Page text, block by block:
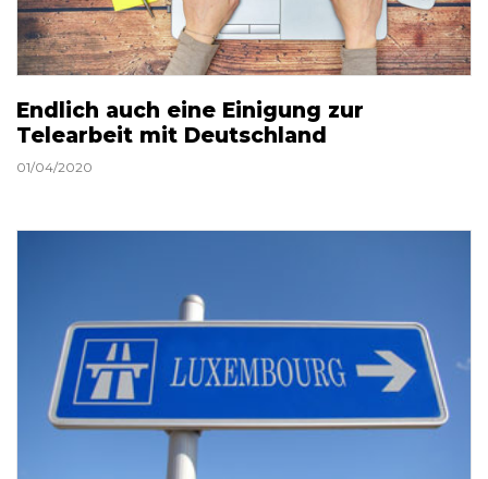
Endlich auch eine Einigung zur
Telearbeit mit Deutschland
01/04/2020